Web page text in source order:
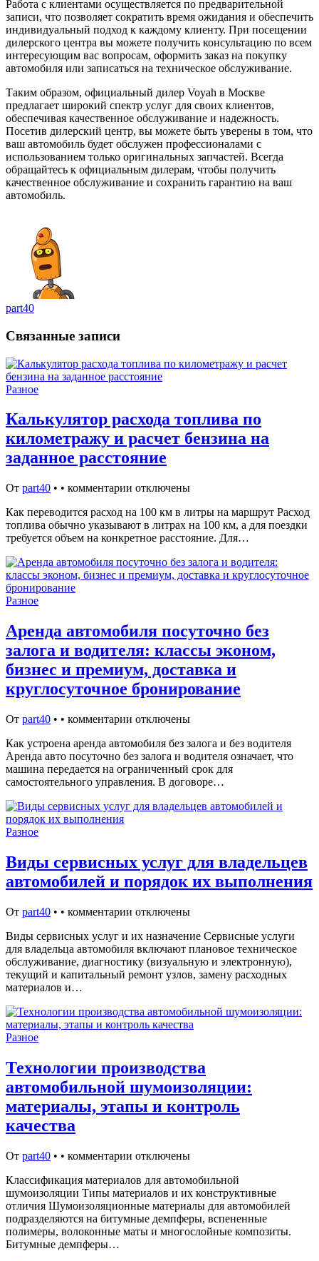
Работа с клиентами осуществляется по предварительной
записи, что позволяет сократить время ожидания и обеспечить
индивидуальный подход к каждому клиенту. При посещении
дилерского центра вы можете получить консультацию по всем
интересующим вас вопросам, оформить заказ на покупку
автомобиля или записаться на техническое обслуживание.
Таким образом, официальный дилер Voyah в Москве
предлагает широкий спектр услуг для своих клиентов,
обеспечивая качественное обслуживание и надежность.
Посетив дилерский центр, вы можете быть уверены в том, что
ваш автомобиль будет обслужен профессионалами с
использованием только оригинальных запчастей. Всегда
обращайтесь к официальным дилерам, чтобы получить
качественное обслуживание и сохранить гарантию на ваш
автомобиль.
part40
Связанные записи
Разное
Калькулятор расхода топлива по
километражу и расчет бензина на
заданное расстояние
От part40 • • комментарии отключены
Как переводится расход на 100 км в литры на маршрут Расход
топлива обычно указывают в литрах на 100 км, а для поездки
требуется объем на конкретное расстояние. Для…
Разное
Аренда автомобиля посуточно без
залога и водителя: классы эконом,
бизнес и премиум, доставка и
круглосуточное бронирование
От part40 • • комментарии отключены
Как устроена аренда автомобиля без залога и без водителя
Аренда авто посуточно без залога и водителя означает, что
машина передается на ограниченный срок для
самостоятельного управления. В договоре…
Разное
Виды сервисных услуг для владельцев
автомобилей и порядок их выполнения
От part40 • • комментарии отключены
Виды сервисных услуг и их назначение Сервисные услуги
для владельца автомобиля включают плановое техническое
обслуживание, диагностику (визуальную и электронную),
текущий и капитальный ремонт узлов, замену расходных
материалов и…
Разное
Технологии производства
автомобильной шумоизоляции:
материалы, этапы и контроль
качества
От part40 • • комментарии отключены
Классификация материалов для автомобильной
шумоизоляции Типы материалов и их конструктивные
отличия Шумоизоляционные материалы для автомобилей
подразделяются на битумные демпферы, вспененные
полимеры, волоконные маты и многослойные композиты.
Битумные демпферы…